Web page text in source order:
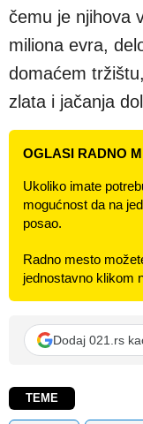
čemu je njihova
miliona evra,
domaćem
zlata i jačanja
OGLASI RADNO
Ukoliko imate
mogućnost da na
posao.
Radno mesto
jednostavno klikom
Dodaj 021.rs
TEME